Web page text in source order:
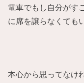
電車でもし自分がす
に席を譲らなくても
本心から思ってなけ